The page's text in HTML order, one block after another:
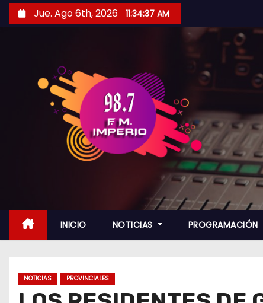
i
Jue. Ago 6th, 2026 11:34:39 AM
INICIO NOTICIAS PROGRAMACIÓN
NOTICIAS PROVINCIALES